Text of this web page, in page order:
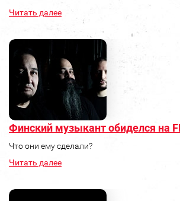
Читать далее
Финский музыкант обиделся на
Что они ему сделали?
Читать далее